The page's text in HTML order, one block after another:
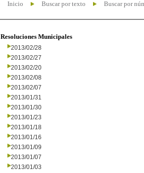
Inicio Buscar por texto Buscar por
Resoluciones Municipales
2013/02/28
2013/02/27
2013/02/20
2013/02/08
2013/02/07
2013/01/31
2013/01/30
2013/01/23
2013/01/18
2013/01/16
2013/01/09
2013/01/07
2013/01/03